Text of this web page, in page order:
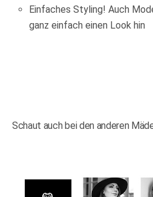
Einfaches Styling! Auch
ganz einfach einen Look hin
Schaut auch bei den anderen